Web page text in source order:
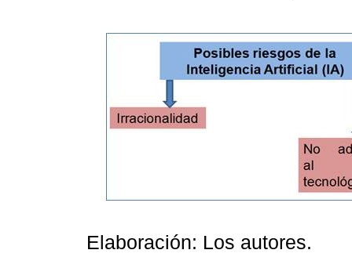
Elaboración: Los autores.